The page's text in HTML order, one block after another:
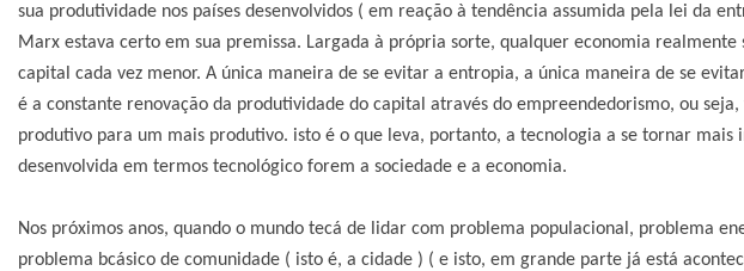
sua produtividade nos países desenvolvidos ( em reação à tendência assumida pela lei da
Marx estava certo em sua premissa. Largada à própria sorte, qualquer economia
capital cada vez menor. A única maneira de se evitar a entropia, a única maneira de se
é a constante renovação da produtividade do capital através do empreendedorismo, ou
produtivo para um mais produtivo. isto é o que leva, portanto, a tecnologia a se tornar
desenvolvida em termos tecnológico forem a sociedade e a economia.
Nos próximos anos, quando o mundo tecá de lidar com problema populacional, problema
problema bcásico de comunidade ( isto é, a cidade ) ( e isto, em grande parte já está